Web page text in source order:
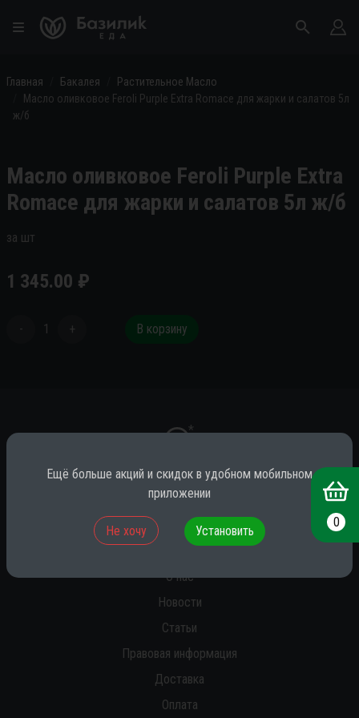
Главная Бакалея
Растительное Масло
Масло оливковое Feroli Purple Extra Romace для жарки и салатов 5л
ж/б
Масло оливковое Feroli Purple Extra
Romace для жарки и салатов 5л ж/б
за шт
1 345.00 ₽
- 1 + В корзину
*
* принадлежит компании Meta (признана экстремистской на территории
РФ)
О нас
Новости
Статьи
Правовая информация
Доставка
Оплата
0
Ещё больше акций и скидок в удобном мобильном
приложении
Не хочу Установить